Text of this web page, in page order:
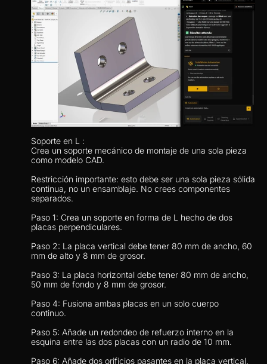
Soporte en L :
Crea un soporte mecánico de montaje de una sola pieza
como modelo CAD.
Restricción importante: esto debe ser una sola pieza sólida
continua, no un ensamblaje. No crees componentes
separados.
Paso 1: Crea un soporte en forma de L hecho de dos
placas perpendiculares.
Paso 2: La placa vertical debe tener 80 mm de ancho, 60
mm de alto y 8 mm de grosor.
Paso 3: La placa horizontal debe tener 80 mm de ancho,
50 mm de fondo y 8 mm de grosor.
Paso 4: Fusiona ambas placas en un solo cuerpo
continuo.
Paso 5: Añade un redondeo de refuerzo interno en la
esquina entre las dos placas con un radio de 10 mm.
Paso 6: Añade dos orificios pasantes en la placa vertical.